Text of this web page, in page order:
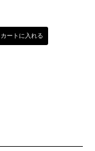
カートに入れる